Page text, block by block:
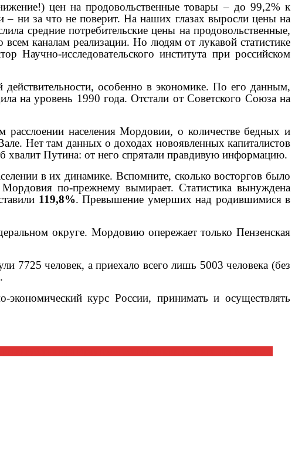
цен на продовольственные товары – до 99,2% к
ни за что не поверит. На наших глазах выросли цены на
средние потребительские цены на продовольственные,
каналам реализации. Но людям от лукавой статистике
Научно-исследовательского института при российском
действительности, особенно в экономике. По его данным,
на уровень 1990 года. Отстали от Советского Союза на
населения Мордовии, о количестве бедных и
Нет там данных о доходах новоявленных капиталистов
хвалит Путина: от него спрятали правдивую информацию.
в их динамике. Вспомните, сколько восторгов было
по-прежнему вымирает. Статистика вынуждена
119,8%. Превышение умерших над родившимися в
округе. Мордовию опережает только Пензенская
7725 человек, а приехало всего лишь 5003 человека (без
курс России, принимать и осуществлять